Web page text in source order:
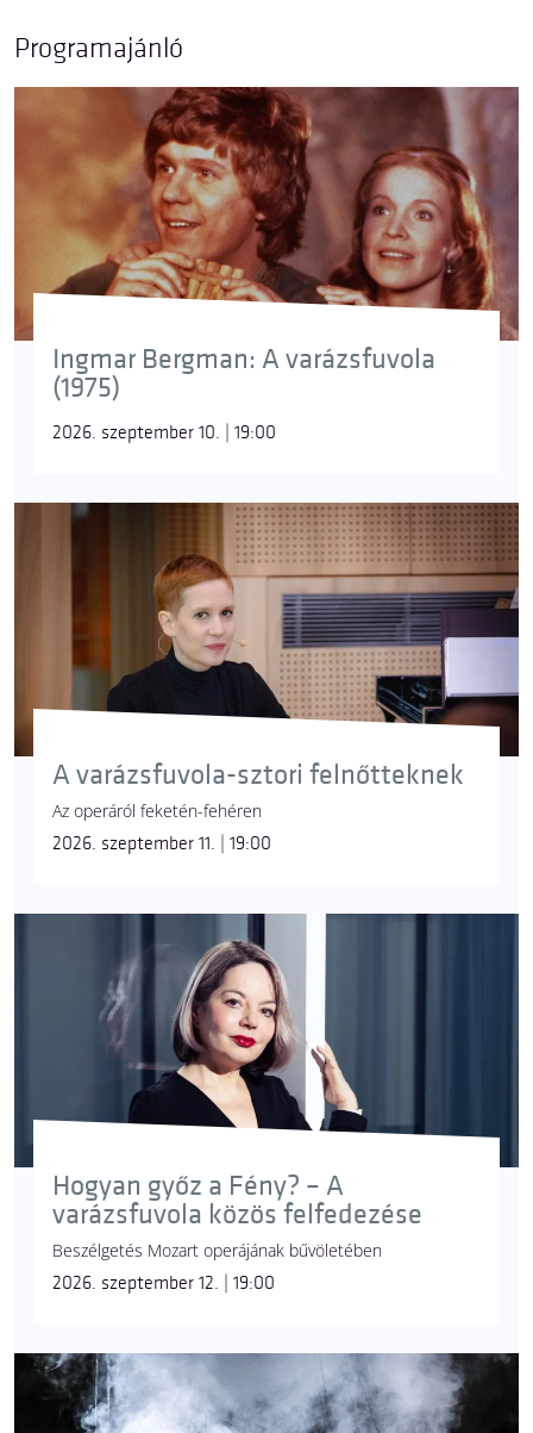
Írta:Jászay Tamás
© Csibi Szilvia
© Vancsó Zoltán
Programajánló
Ingmar Bergman: A varázsfuvola
(1975)
2026. szeptember 10. | 19:00
A varázsfuvola-sztori felnőtteknek
Az operáról feketén-fehéren
2026. szeptember 11. | 19:00
Hogyan győz a Fény? – A
varázsfuvola közös felfedezése
Beszélgetés Mozart operájának bűvöletében
2026. szeptember 12. | 19:00